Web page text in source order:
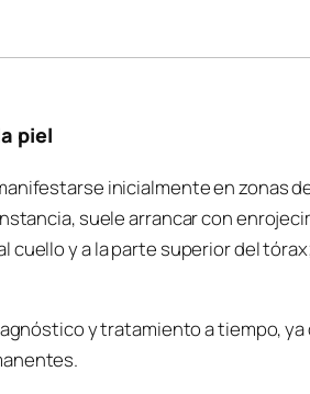
piel
inicialmente en zonas
suele arrancar con
cuello y a la parte superior del
y tratamiento a tiempo,